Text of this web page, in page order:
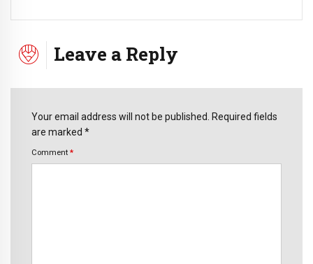
Leave a Reply
Your email address will not be published. Required fields
are marked *
Comment *